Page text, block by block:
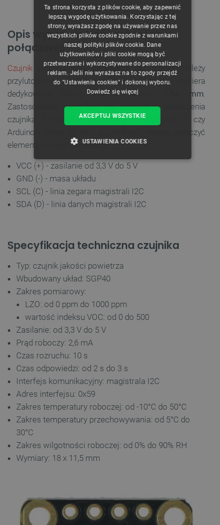
Opis wyprowadzeń i schemat
połączenia
Czujnik posiadapola lutownicze, do których należy
przylutować złączagoldpin . Zestaw zawiera
dedykowaną listwę 1x4 o rastrze
2,54 mm
Zastosowanie złącza tego typu pozwala na podłączenia
czujnika z modułem kontrolera -Raspberry Pi
czy
Arduino i płytek do nich pochodnych. Należy połączyć
elementy według zależności:
VCC (+) - zasilanie od 3,3 V do 5 V
GND (-) - masa układu
SCL (C) - linia zegara magistrali I2C
SDA (D) - linia danych magistrali I2C
Specyfikacja techniczna czujnika
Typ: czujnik jakości powietrza
Wbudowany układ: SGP40
Zakres pomiarowy:
LZO: od 0 ppm do 1000 ppm
wartość indeksu VOC: od 0 do 500
Zasilanie: od 3,3 V do 5 V
Prąd roboczy: 2,6 mA
Czas rozruchu: 10 s
Czas odpowiedzi: od 2 s do 3 s
Interfejs komunikacyjny: magistrala I2C
Adres interfejsu: 0x59
Zakres temperatury roboczej: od -10°C do 50°C
Zakres temperatury przechowywania: od 5°C do
30°C
Zakres wilgotności roboczej: od 0% do 90% RH
Wymiary: 18 x 11,5 mm
CZECH
ENGLISH
GERMAN
Ta strona korzysta z plików cookie, aby zapewnić
lepszą wygodę użytkowania. Korzystając z tej
strony, wyrażasz zgodę na używanie przez nas
wszystkich plików cookie zgodnie z warunkami
naszej polityki plików cookie. Dane
użytkowników i pliki cookie mogą być
przetwarzane i wykorzystywane do personalizacji
reklam. Jeśli nie wyrażasz na to zgody przejdź
do "Ustawienia cookies" i dokonaj wyboru.
Dowiedz się więcej
AKCEPTUJ WSZYSTKIE
USTAWIENIA COOKIES
NIEZBĘDNE WYDAJNOŚĆ
FUNKCJONALNOŚĆ
Funkcjonalność
Niezbędne pliki cookie umożliwiają korzystanie z
podstawowych funkcji strony internetowej, takich
jak logowanie użytkownika i zarządzanie kontem.
prawidłowo korzystać ze strony internetowej.
PrestaShop-[abcdef0123456789]{32}
_lb
Polityce prywatności Google